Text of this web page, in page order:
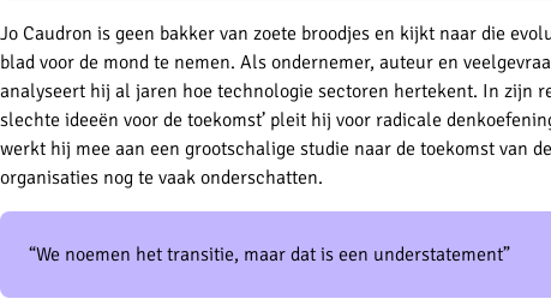
Jo Caudron is geen bakker van zoete broodjes en kijkt naar die
blad voor de mond te nemen. Als ondernemer, auteur en
analyseert hij al jaren hoe technologie sectoren hertekent. In zijn
slechte ideeën voor de toekomst’ pleit hij voor radicale
werkt hij mee aan een grootschalige studie naar de toekomst van
organisaties nog te vaak onderschatten.
“We noemen het transitie, maar dat is een understatement”